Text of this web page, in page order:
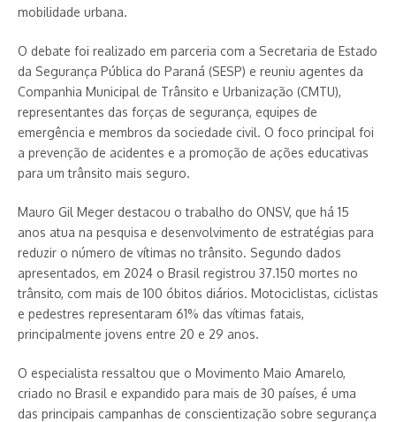
mobilidade urbana.
O debate foi realizado em parceria com a Secretaria de Estado
da Segurança Pública do Paraná (SESP) e reuniu agentes da
Companhia Municipal de Trânsito e Urbanização (CMTU),
representantes das forças de segurança, equipes de
emergência e membros da sociedade civil. O foco principal foi
a prevenção de acidentes e a promoção de ações educativas
para um trânsito mais seguro.
Mauro Gil Meger destacou o trabalho do ONSV, que há 15
anos atua na pesquisa e desenvolvimento de estratégias para
reduzir o número de vítimas no trânsito. Segundo dados
apresentados, em 2024 o Brasil registrou 37.150 mortes no
trânsito, com mais de 100 óbitos diários. Motociclistas, ciclistas
e pedestres representaram 61% das vítimas fatais,
principalmente jovens entre 20 e 29 anos.
O especialista ressaltou que o Movimento Maio Amarelo,
criado no Brasil e expandido para mais de 30 países, é uma
das principais campanhas de conscientização sobre segurança